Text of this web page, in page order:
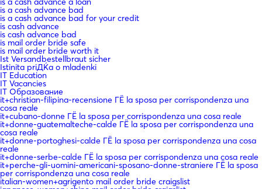
is a cash advance bad
is a cash advance bad for your credit
is cash advance
is cash advance bad
is mail order bride safe
is mail order bride worth it
Ist Versandbestellbraut sicher
Istinita priДЌa o mladenki
IT Education
IT Vacancies
IT Образование
it+christian-filipina-recensione ГЁ la sposa per corrispondenza una
cosa reale
it+cubano-donne ГЁ la sposa per corrispondenza una cosa reale
it+donne-guatemalteche-calde ГЁ la sposa per corrispondenza una
cosa reale
it+donne-portoghesi-calde ГЁ la sposa per corrispondenza una cosa
reale
it+donne-serbe-calde ГЁ la sposa per corrispondenza una cosa reale
it+perche-gli-uomini-americani-sposano-donne-straniere ГЁ la sposa
per corrispondenza una cosa reale
italian-women+agrigento mail order bride craigslist